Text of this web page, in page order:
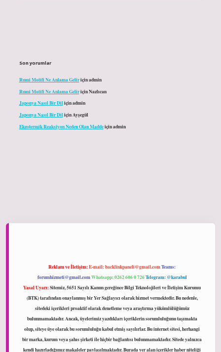
Son yorumlar
Rumi Motifi Ne Anlama Geliriçinadmin
Rumi Motifi Ne Anlama GeliriçinNazlıcan
Japonya Nasıl Bir Diliçinadmin
Japonya Nasıl Bir DiliçinAyşegül
Ekzotermik Reaksiyon Neden Olan Maddeiçinadmin
Reklam ve İletişim:E-mail:backlinkpaneli@gmail.comTeams:
forumhizmeti@gmail.comWhatsapp: 0262 606 0 726Telegram: @karabul
Yasal Uyarı:Sitemiz, 5651 Sayılı Kanun gereğince Bilgi Teknolojileri ve İletişim Kurumu
(BTK) tarafından onaylanmış bir Yer Sağlayıcı olarak hizmet vermektedir. Bu nedenle,
sitedeki içerikleri proaktif olarak denetleme veya araştırma yükümlülüğümüz
bulunmamaktadır. Ancak, üyelerimiz yazdıkları içeriklerin sorumluluğunu taşımakta
olup, siteye üye olarak bu sorumluluğu kabul etmiş sayılırlar. Bu internet sitesi, herhangi
bir marka, kurum veya şahıs şirketi ile hiçbir bağlantısı bulunmamaktadır. Sitede yalnızca
kendi hazırladığımız makaleler paylaşılmaktadır. Burada yer alan içerikler haber niteliği